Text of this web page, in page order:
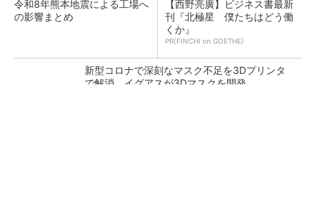
令和8年熊本地震による工場へ
の影響まとめ
【西野亮廣】ビジネス書最新
刊『北極星 僕たちはどう働
くか』
PR(FINCHI on GOETHE)
新型コロナで深刻なマスク不足を3Dプリンタ
で解消、イグアスが3Dマスクを開発